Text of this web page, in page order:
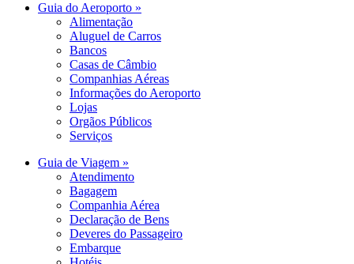
Guia do Aeroporto »
Alimentação
Aluguel de Carros
Bancos
Casas de Câmbio
Companhias Aéreas
Informações do Aeroporto
Lojas
Orgãos Públicos
Serviços
Guia de Viagem »
Atendimento
Bagagem
Companhia Aérea
Declaração de Bens
Deveres do Passageiro
Embarque